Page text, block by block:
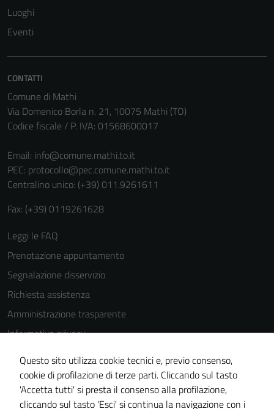
Luoghi
Eventi
CONTATTI
Comune di Mathi
Via Domenico Borla n. 21, 10075 Mathi (TO)
Codice fiscale / P. IVA: 01568600017
Email: info@comune.mathi.to.it
PEC: protocollo@pec.comune.mathi.to.it
Centralino unico: (+39) 011.9261611
Fax: (+39) 0119261628
Leggi le FAQ
Prenotazione appuntamento
Segnalazione disservizio
Richiesta assistenza
Amministrazione trasparente
Informativa privacy
Note legali
Dichiarazione di accessibilità
Questo sito utilizza cookie tecnici e, previo consenso,
cookie di profilazione di terze parti. Cliccando sul tasto
'Accetta tutti' si presta il consenso alla profilazione,
cliccando sul tasto 'Esci' si continua la navigazione con i